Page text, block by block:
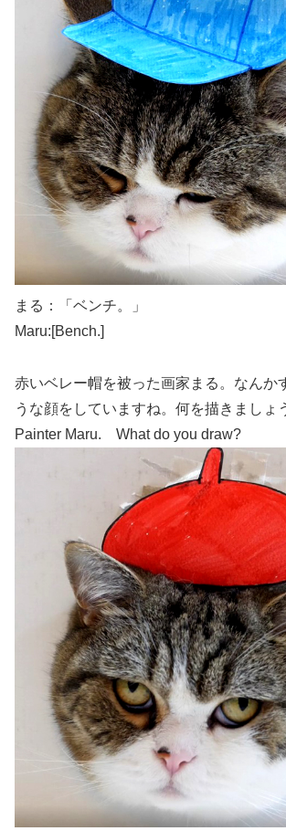
まる：「ベンチ。」
Maru:[Bench.]
赤いベレー帽を被った画家まる。なんか
うな顔をしていますね。何を描きましょ
Painter Maru. What do you draw?